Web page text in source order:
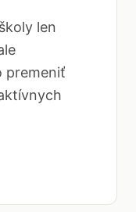
len
premeniť